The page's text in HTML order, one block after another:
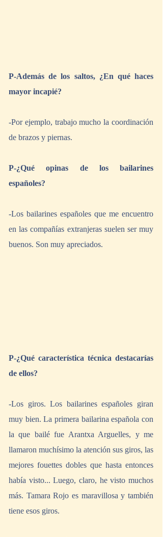
P-Además de los saltos, ¿En qué haces
mayor incapié?
-Por ejemplo, trabajo mucho la coordinación
de brazos y piernas.
P-¿Qué opinas de los bailarines
españoles?
-Los bailarines españoles que me encuentro
en las compañías extranjeras suelen ser muy
buenos. Son muy apreciados.
P-¿Qué característica técnica destacarías
de ellos?
-Los giros. Los bailarines españoles giran
muy bien. La primera bailarina española con
la que bailé fue Arantxa Arguelles, y me
llamaron muchísimo la atención sus giros, las
mejores fouettes dobles que hasta entonces
había visto... Luego, claro, he visto muchos
más. Tamara Rojo es maravillosa y también
tiene esos giros.